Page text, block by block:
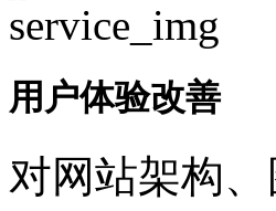
用户体验改善
对网站架构